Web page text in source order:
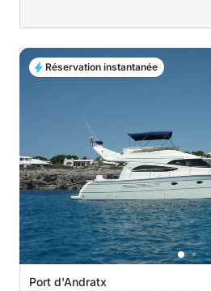
Port d'Andratx
Réservation instantanée